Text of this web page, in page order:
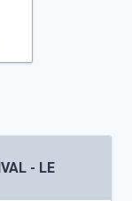
- LE